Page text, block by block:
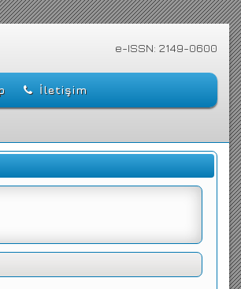
e-ISSN: 2149-0600
İletişim